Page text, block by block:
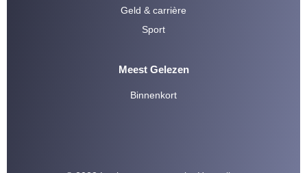
Geld & carrière
Sport
Meest Gelezen
Binnenkort